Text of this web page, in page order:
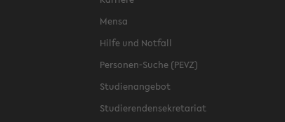
Mensa
Hilfe und Notfall
Personen-Suche (PEVZ)
Studienangebot
Studierendensekretariat